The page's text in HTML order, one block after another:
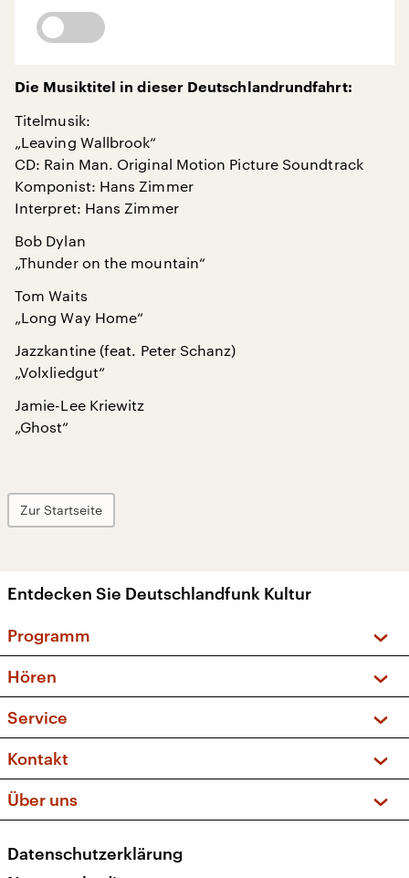
Die Musiktitel in dieser Deutschlandrundfahrt:
Titelmusik:
„Leaving Wallbrook“
CD: Rain Man. Original Motion Picture Soundtrack
Komponist: Hans Zimmer
Interpret: Hans Zimmer
Bob Dylan
„Thunder on the mountain“
Tom Waits
„Long Way Home“
Jazzkantine (feat. Peter Schanz)
„Volxliedgut“
Jamie-Lee Kriewitz
„Ghost“
Zur Startseite
Entdecken Sie Deutschlandfunk Kultur
Programm
Sendungen und Podcasts
Musikliste
Kakadu – Das Kinderprogramm
Hören
Frequenzen (UKW + DAB+)
Service
FAQ
Apps
Newsletter
Veranstaltungen
Kontakt
Social Media
Über uns
Presse
Datenschutzerklärung